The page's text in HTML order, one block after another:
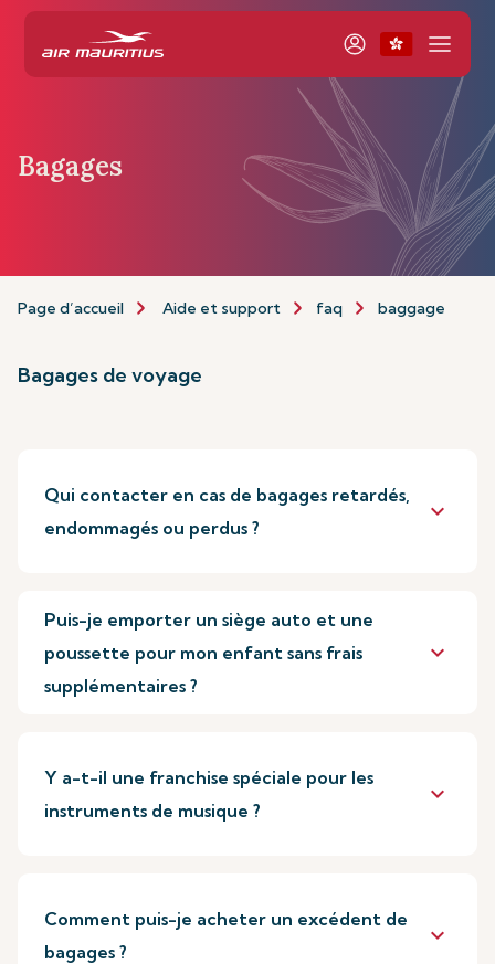
Bagages
Page d’accueil Aide et support faq baggage
Bagages de voyage
Qui contacter en cas de bagages retardés,
endommagés ou perdus ?
keyboard_arrow_down
Puis-je emporter un siège auto et une
poussette pour mon enfant sans frais
supplémentaires ?
keyboard_arrow_down
Y a-t-il une franchise spéciale pour les
instruments de musique ?
keyboard_arrow_down
Comment puis-je acheter un excédent de
bagages ?
keyboard_arrow_down